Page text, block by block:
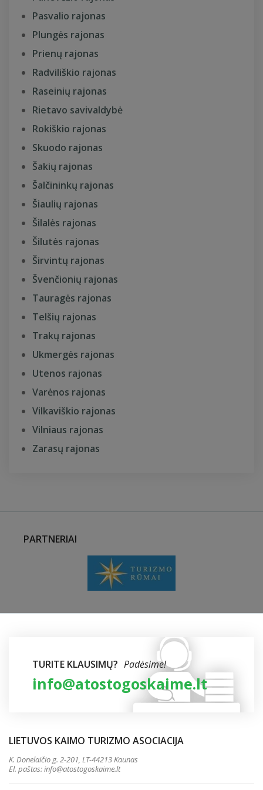
Pasvalio rajonas
Plungės rajonas
Prienų rajonas
Radviliškio rajonas
Raseinių rajonas
Rietavo savivaldybė
Rokiškio rajonas
Skuodo rajonas
Šakių rajonas
Šalčininkų rajonas
Šiaulių rajonas
Šilalės rajonas
Šilutės rajonas
Širvintų rajonas
Švenčionių rajonas
Tauragės rajonas
Telšių rajonas
Trakų rajonas
Ukmergės rajonas
Utenos rajonas
Varėnos rajonas
Vilkaviškio rajonas
Vilniaus rajonas
Zarasų rajonas
PARTNERIAI
TURITE KLAUSIMŲ? Padėsime!
info@atostogoskaime.lt
LIETUVOS KAIMO TURIZMO ASOCIACIJA
K. Donelaičio g. 2-201, LT-44213 Kaunas
El. paštas:info@atostogoskaime.lt